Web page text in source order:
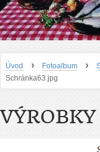
Úvod › Fotoalbum ›
Schránka63.jpg